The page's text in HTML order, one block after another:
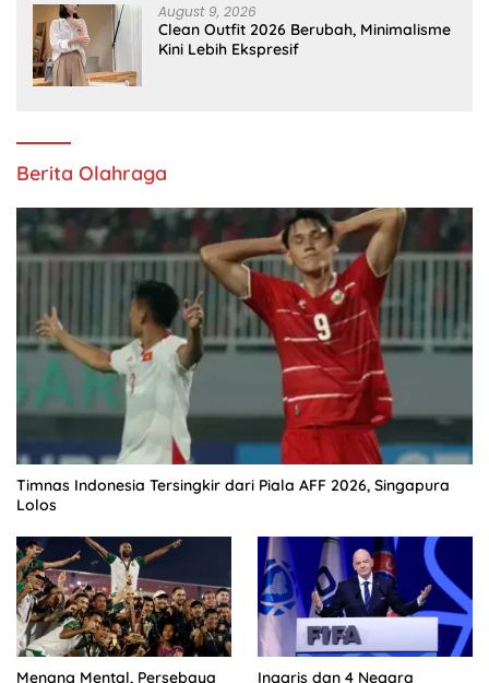
August 9, 2026
Clean Outfit 2026 Berubah, Minimalisme
Kini Lebih Ekspresif
Berita Olahraga
Timnas Indonesia Tersingkir dari Piala AFF 2026, Singapura
Lolos
Menang Mental, Persebaya
Inggris dan 4 Negara